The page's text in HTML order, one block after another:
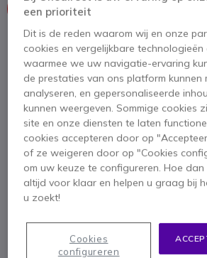
Dit product wordt niet meer
Om u van dienst te zijn bieden wij
Bekijk alternatieven
Crosscall Core T5
een prioriteit
Dit is de reden waarom wij en onze
cookies en vergelijkbare technologieën
waarmee we uw navigatie-ervaring
de prestaties van ons platform kunnen
analyseren, en gepersonaliseerde
kunnen weergeven. Sommige cookies
site en onze diensten te laten
cookies accepteren door op
of ze weigeren door op "Cookies
om uw keuze te configureren. Hoe
altijd voor klaar en helpen u graag bij
u zoekt!
Cookies
configureren